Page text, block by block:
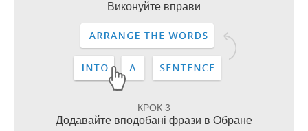
Виконуйте вправи
КРОК 3
Додавайте вподобані фрази в Обране